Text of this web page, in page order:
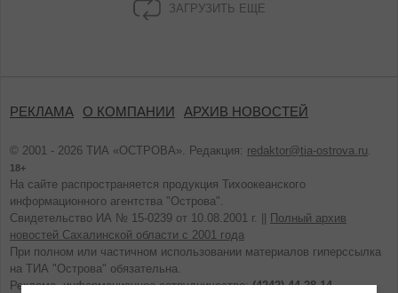
ЗАГРУЗИТЬ ЕЩЕ
РЕКЛАМА О КОМПАНИИ АРХИВ НОВОСТЕЙ
© 2001 - 2026 ТИА «ОСТРОВА». Редакция: redaktor@tia-ostrova.ru
18+
На сайте распространяется продукция Тихоокеанского
информационного агентства "Острова".
Свидетельство ИА № 15-0239 от 10.08.2001 г. ||
Полный архив
новостей Сахалинской области с 2001 года
При полном или частичном использовании материалов гиперссылка
на ТИА "Острова" обязательна.
Реклама, информационное сотрудничество:(4242) 44-28-14.